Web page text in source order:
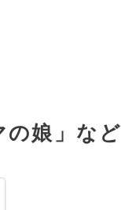
の娘」など